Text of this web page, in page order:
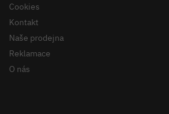
Cookies
Kontakt
Naše prodejna
Reklamace
O nás